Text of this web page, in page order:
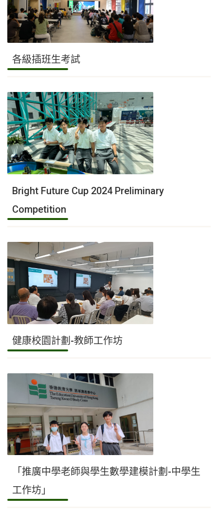
各級插班生考試
Bright Future Cup 2024 Preliminary
Competition
健康校園計劃-教師工作坊
「推廣中學老師與學生數學建模計劃-中學生
工作坊」